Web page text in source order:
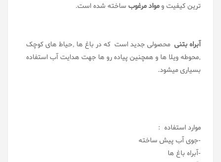
ترین کیفیت ومواد مرغوب ساخته شده است.
آبراه بتنی محصولی جدید است که در باغ ها ,حیاط های کوچک
,محوطه ویلا ها و همچنین پیاده رو ها جهت هدایت آب استفاده
بسیاری میشود.
موارد استفاده :
-جوی آب پیش ساخته
-آبراه باغ ها